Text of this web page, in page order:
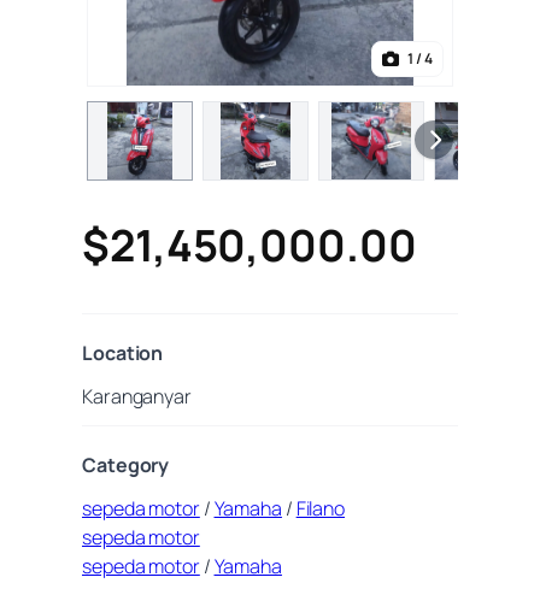
1/ 4
$21,450,000.00
Location
Karanganyar
Category
sepeda motor/Yamaha / Filano
sepeda motor
sepeda motor/Yamaha